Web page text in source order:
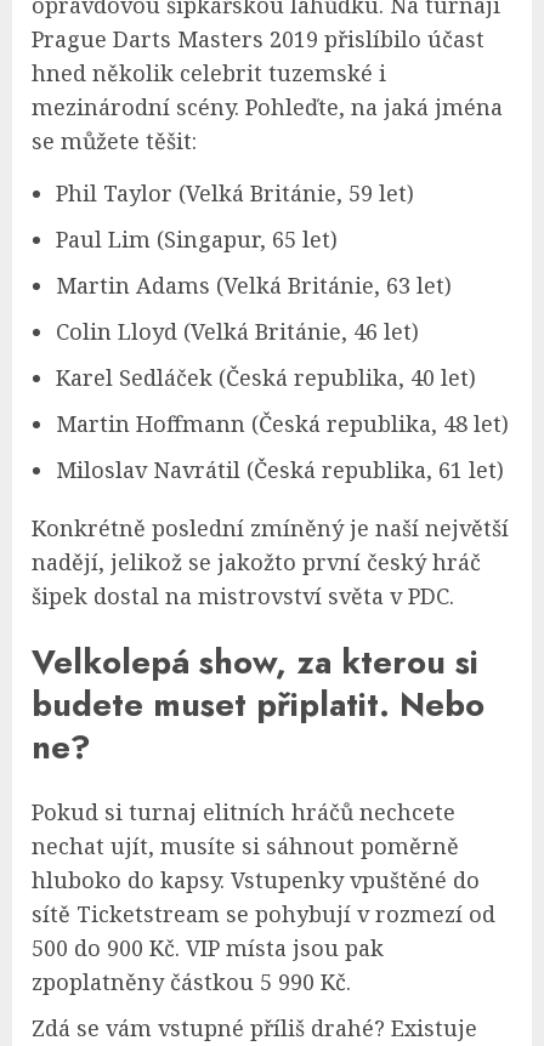
Prague Darts Masters 2019 přislíbilo účast
hned několik celebrit tuzemské i
mezinárodní scény. Pohleďte, na jaká jména
se můžete těšit:
Phil Taylor (Velká Británie, 59 let)
Paul Lim (Singapur, 65 let)
Martin Adams (Velká Británie, 63 let)
Colin Lloyd (Velká Británie, 46 let)
Karel Sedláček (Česká republika, 40 let)
Martin Hoffmann (Česká republika, 48 let)
Miloslav Navrátil (Česká republika, 61 let)
Konkrétně poslední zmíněný je naší největší
nadějí, jelikož se jakožto první český hráč
šipek dostal na mistrovství světa v PDC.
Velkolepá show, za kterou si
budete muset připlatit. Nebo
ne?
Pokud si turnaj elitních hráčů nechcete
nechat ujít, musíte si sáhnout poměrně
hluboko do kapsy. Vstupenky vpuštěné do
sítě Ticketstream se pohybují v rozmezí od
500 do 900 Kč. VIP místa jsou pak
zpoplatněny částkou 5 990 Kč.
Zdá se vám vstupné příliš drahé? Existuje